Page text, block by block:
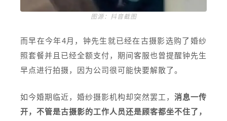
图源：抖音截图
而早在今年4月，钟先生就已经在古摄影选购了婚纱
照套餐并且已经全额支付，期间客服也曾提醒钟先生
早点进行拍摄，因为公司很可能快要解散了。
如今婚期临近，婚纱摄影机构却突然罢工，消息一传
开，不管是古摄影的工作人员还是顾客都坐不住了，